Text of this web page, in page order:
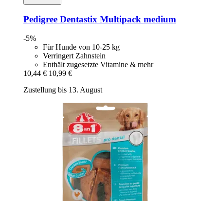
Pedigree Dentastix Multipack medium
-5%
Für Hunde von 10-25 kg
Verringert Zahnstein
Enthält zugesetzte Vitamine & mehr
10,44 € 10,99 €
Zustellung bis 13. August